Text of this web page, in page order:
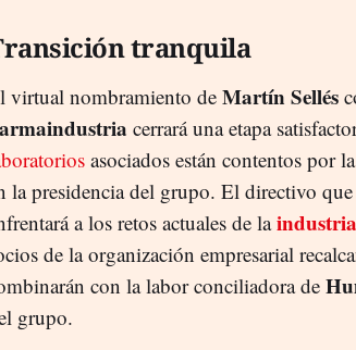
tranquila
virtual nombramiento de Martín Sellés
cerrará una etapa
asociados están contentos por
la presidencia del grupo. El directivo
a los retos actuales de laindustria
de la organización empresarial
con la labor conciliadora de
grupo.